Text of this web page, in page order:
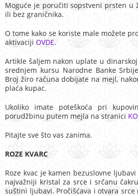
Moguće je poručiti sopstveni prsten u
ili bez graničnika.
O tome kako se koriste male možete
aktivaciji OVDE.
Artikle šaljem nakon uplate u
srednjem kursu Narodne Banke
Broj žiro računa dobijate na mejl,
plaća kupac.
Ukoliko imate poteškoća pri
porudžbinu putem mejla na stranici
Pitajte sve što vas zanima.
ROZE KVARC
Roze kvac je kamen bezuslovne
najvažniji kristal za srce i srčanu
suštini ljubavi. Pročišćava i otvara